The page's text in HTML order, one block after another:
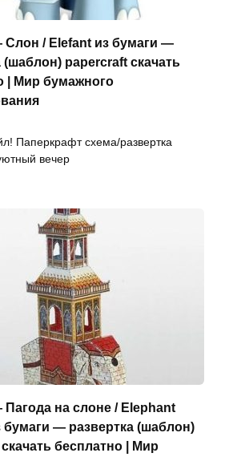
/ Elefant из бумаги —
(шаблон) papercraft скачать
| Мир бумажного
Паперкрафт схема/развертка
вечер
на слоне / Elephant
бумаги — развертка (шаблон)
бесплатно | Мир